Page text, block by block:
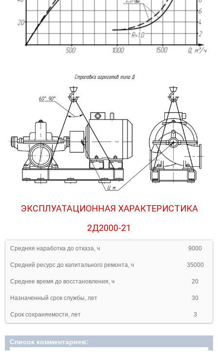
ЭКСПЛУАТАЦИОННАЯ ХАРАКТЕРИСТИКА
2Д2000-21
Средняя наработка до отказа, ч 9000
Средний ресурс до капитального ремонта, ч 35000
Среднее время до восстановления, ч 20
Назначенный срок службы, лет 30
Срок сохраняемости, лет 3
Список комментариев: